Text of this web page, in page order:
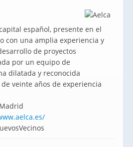
español, presente en el
con una amplia experiencia y
de proyectos
por un equipo de
dilatada y reconocida
veinte años de experiencia